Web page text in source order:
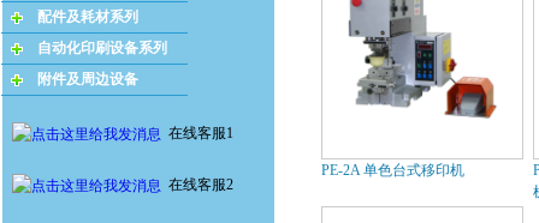
配件及耗材系列
自动化印刷设备系列
附件及周边设备
在线客服1
在线客服2
PE-2A 单色台式移印机